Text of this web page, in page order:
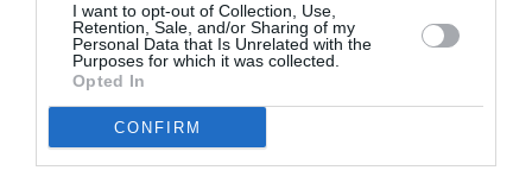
I want to opt-out of Collection, Use,
Retention, Sale, and/or Sharing of my
Personal Data that Is Unrelated with the
Purposes for which it was collected.
Opted In
CONFIRM
Το matchy-matchy κραγιόν και φόρεμα της